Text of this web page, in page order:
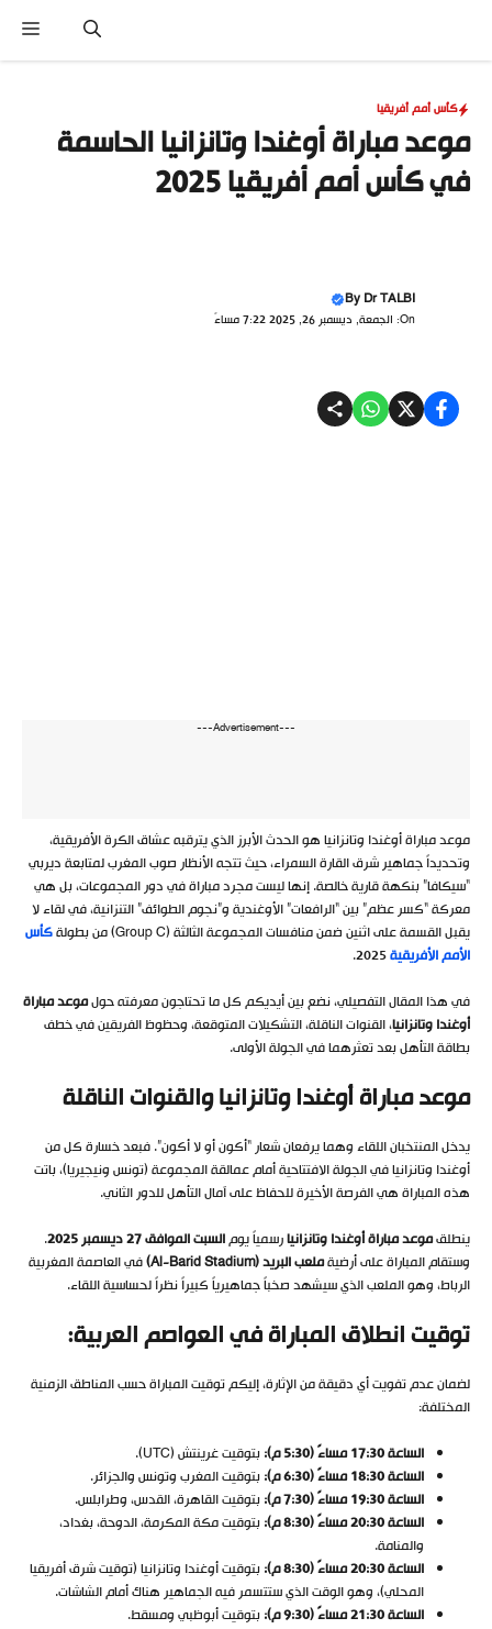
المحتوى
كأس أمم أفريقيا
موعد مباراة أوغندا وتانزانيا الحاسمة
في كأس أمم أفريقيا 2025
ByDr TALBI
On: الجمعة, ديسمبر 26, 2025 7:22 مساءً
---Advertisement---
موعد مباراة أوغندا وتانزانيا هو الحدث الأبرز الذي يترقبه عشاق الكرة الأفريقية،
وتحديداً جماهير شرق القارة السمراء، حيث تتجه الأنظار صوب المغرب لمتابعة ديربي
“سيكافا” بنكهة قارية خالصة. إنها ليست مجرد مباراة في دور المجموعات، بل هي
معركة “كسر عظم” بين “الرافعات” الأوغندية و”نجوم الطوائف” التنزانية، في لقاء لا
يقبل القسمة على اثنين ضمن منافسات المجموعة الثالثة (Group C) من بطولة
كأس
الأمم الأفريقية
في هذا المقال التفصيلي، نضع بين أيديكم كل ما تحتاجون معرفته حولموعد مباراة
أوغندا وتانزانيا، القنوات الناقلة، التشكيلات المتوقعة، وحظوظ الفريقين في خطف
بطاقة التأهل بعد تعثرهما في الجولة الأولى.
موعد مباراة أوغندا وتانزانيا والقنوات الناقلة
يدخل المنتخبان اللقاء وهما يرفعان شعار “أكون أو لا أكون”. فبعد خسارة كل من
أوغندا وتانزانيا في الجولة الافتتاحية أمام عمالقة المجموعة (تونس ونيجيريا)، باتت
هذه المباراة هي الفرصة الأخيرة للحفاظ على آمال التأهل للدور الثاني.
ينطلقموعد مباراة أوغندا وتانزانيارسمياً يومالسبت الموافق 27 ديسمبر 2025
.
وستقام المباراة على أرضيةملعب البريد(Al-Barid Stadium)
في العاصمة المغربية
الرباط، وهو الملعب الذي سيشهد صخباً جماهيرياً كبيراً نظراً لحساسية اللقاء.
توقيت انطلاق المباراة في العواصم العربية:
لضمان عدم تفويت أي دقيقة من الإثارة، إليكم توقيت المباراة حسب المناطق الزمنية
المختلفة:
الساعة 17:30 مساءً (5:30 م
):بتوقيت غرينتش (UTC).
الساعة 18:30 مساءً (6:30 م
):بتوقيت المغرب وتونس والجزائر.
الساعة 19:30 مساءً (7:30 م
):بتوقيت القاهرة، القدس، وطرابلس.
الساعة 20:30 مساءً (8:30 م
):بتوقيت مكة المكرمة، الدوحة، بغداد،
والمنامة.
الساعة 20:30 مساءً (8:30 م
):بتوقيت أوغندا وتانزانيا (توقيت شرق أفريقيا
المحلي)، وهو الوقت الذي ستتسمر فيه الجماهير هناك أمام الشاشات.
الساعة 21:30 مساءً (9:30 م
):بتوقيت أبوظبي ومسقط.